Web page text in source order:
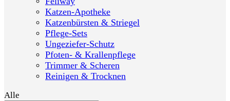
Katzen-Apotheke
Katzenbürsten & Striegel
Pflege-Sets
Ungeziefer-Schutz
Pfoten- & Krallenpflege
Trimmer & Scheren
Reinigen & Trocknen
Alle